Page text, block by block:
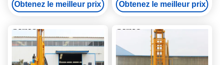
mm
Obtenez le meilleur prix Obtenez le meilleur prix